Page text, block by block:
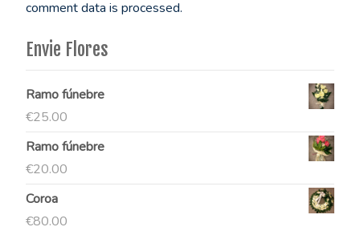
comment data is processed.
Envie Flores
Ramo fúnebre
€25.00
Ramo fúnebre
€20.00
Coroa
€80.00